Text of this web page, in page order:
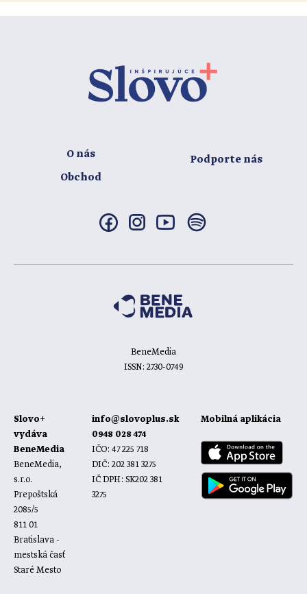
O nás
Obchod
Podporte nás
BeneMedia
ISSN: 2730-0749
Slovo+
vydáva
BeneMedia
BeneMedia,
s.r.o.
Prepoštská
2085/5
811 01
Bratislava -
mestská časť
Staré Mesto
info@slovoplus.sk
0948 028 474
IČO: 47 225 718
DIČ: 202 381 3275
IČ DPH: SK202 381
3275
Mobilná aplikácia